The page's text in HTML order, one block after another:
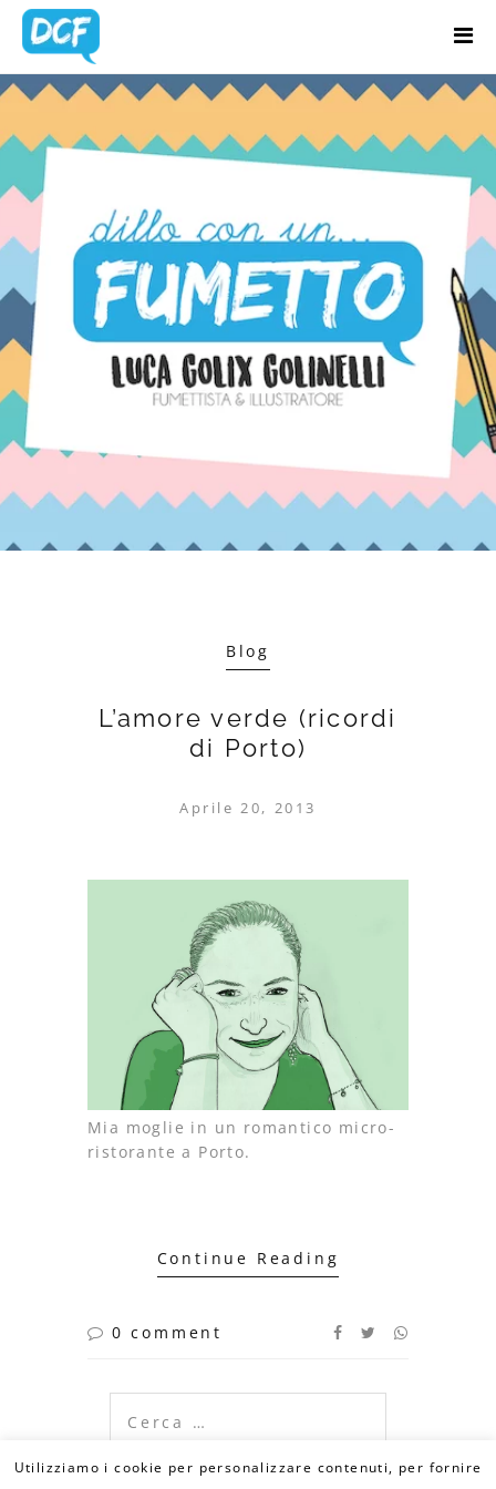
Home
Chi Sono
Lavora con me
Portfolio
Blog
Contatti
TAG:
PORTOGALLO
Blog
L’amore verde (ricordi
di Porto)
Aprile 20, 2013
Mia moglie in un romantico micro-
ristorante a Porto.
Continue Reading
0 comment
Utilizziamo i cookie per personalizzare contenuti, per fornire